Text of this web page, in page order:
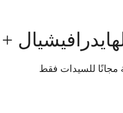
مجانًا للسيدات فقط